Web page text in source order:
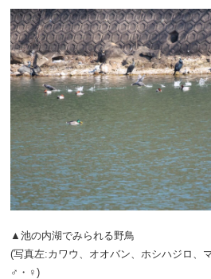
▲池の内湖でみられる野鳥
(写真左:カワウ、オオバン、ホシハジロ
♂・♀)